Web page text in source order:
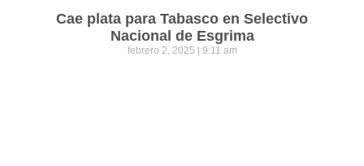
Cae plata para Tabasco en Selectivo
Nacional de Esgrima
febrero 2, 2025 9:11 am